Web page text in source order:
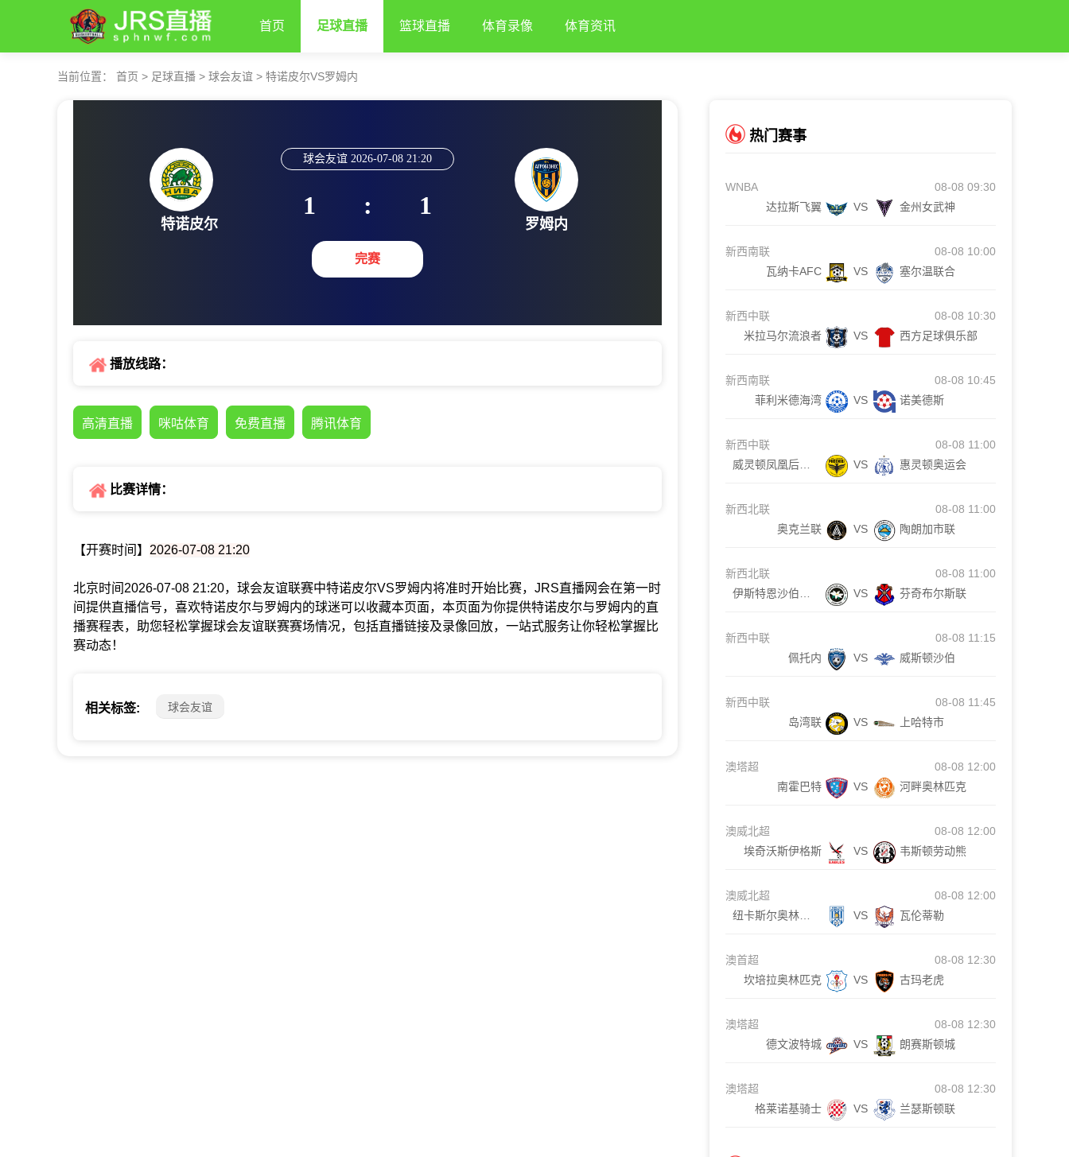
首页 足球直播 篮球直播 体育录像 体育资讯
当前位置： 首页 > 足球直播 > 球会友谊 > 特诺皮尔VS罗姆内
特诺皮尔
球会友谊 2026-07-08 21:20
1 : 1
完赛
罗姆内
播放线路：
高清直播 咪咕体育 免费直播 腾讯体育
比赛详情：
【开赛时间】 2026-07-08 21:20
北京时间2026-07-08 21:20，球会友谊联赛中特诺皮尔VS罗姆内将准时开始比赛，JRS直播网会在第一时
间提供直播信号，喜欢特诺皮尔与罗姆内的球迷可以收藏本页面，本页面为你提供特诺皮尔与罗姆内的直
播赛程表，助您轻松掌握球会友谊联赛赛场情况，包括直播链接及录像回放，一站式服务让你轻松掌握比
赛动态！
相关标签: 球会友谊
热门赛事
WNBA
08-08 09:30
达拉斯飞翼
VS 金州女武神
新西南联
08-08 10:00
瓦纳卡AFC
VS 塞尔温联合
新西中联
08-08 10:30
米拉马尔流浪者
VS 西方足球俱乐部
新西南联
08-08 10:45
菲利米德海湾
VS 诺美德斯
新西中联
08-08 11:00
VS 惠灵顿奥运会
新西北联
08-08 11:00
奥克兰联
VS 陶朗加市联
新西北联
08-08 11:00
VS 芬奇布尔斯联
新西中联
08-08 11:15
佩托内
VS 威斯顿沙伯
新西中联
08-08 11:45
岛湾联
VS 上哈特市
澳塔超
08-08 12:00
南霍巴特
VS 河畔奥林匹克
澳威北超
08-08 12:00
埃奇沃斯伊格斯
VS 韦斯顿劳动熊
澳威北超
08-08 12:00
VS 瓦伦蒂勒
澳首超
08-08 12:30
坎培拉奥林匹克
VS 古玛老虎
澳塔超
08-08 12:30
德文波特城
VS 朗赛斯顿城
澳塔超
08-08 12:30
格莱诺基骑士
VS 兰瑟斯顿联